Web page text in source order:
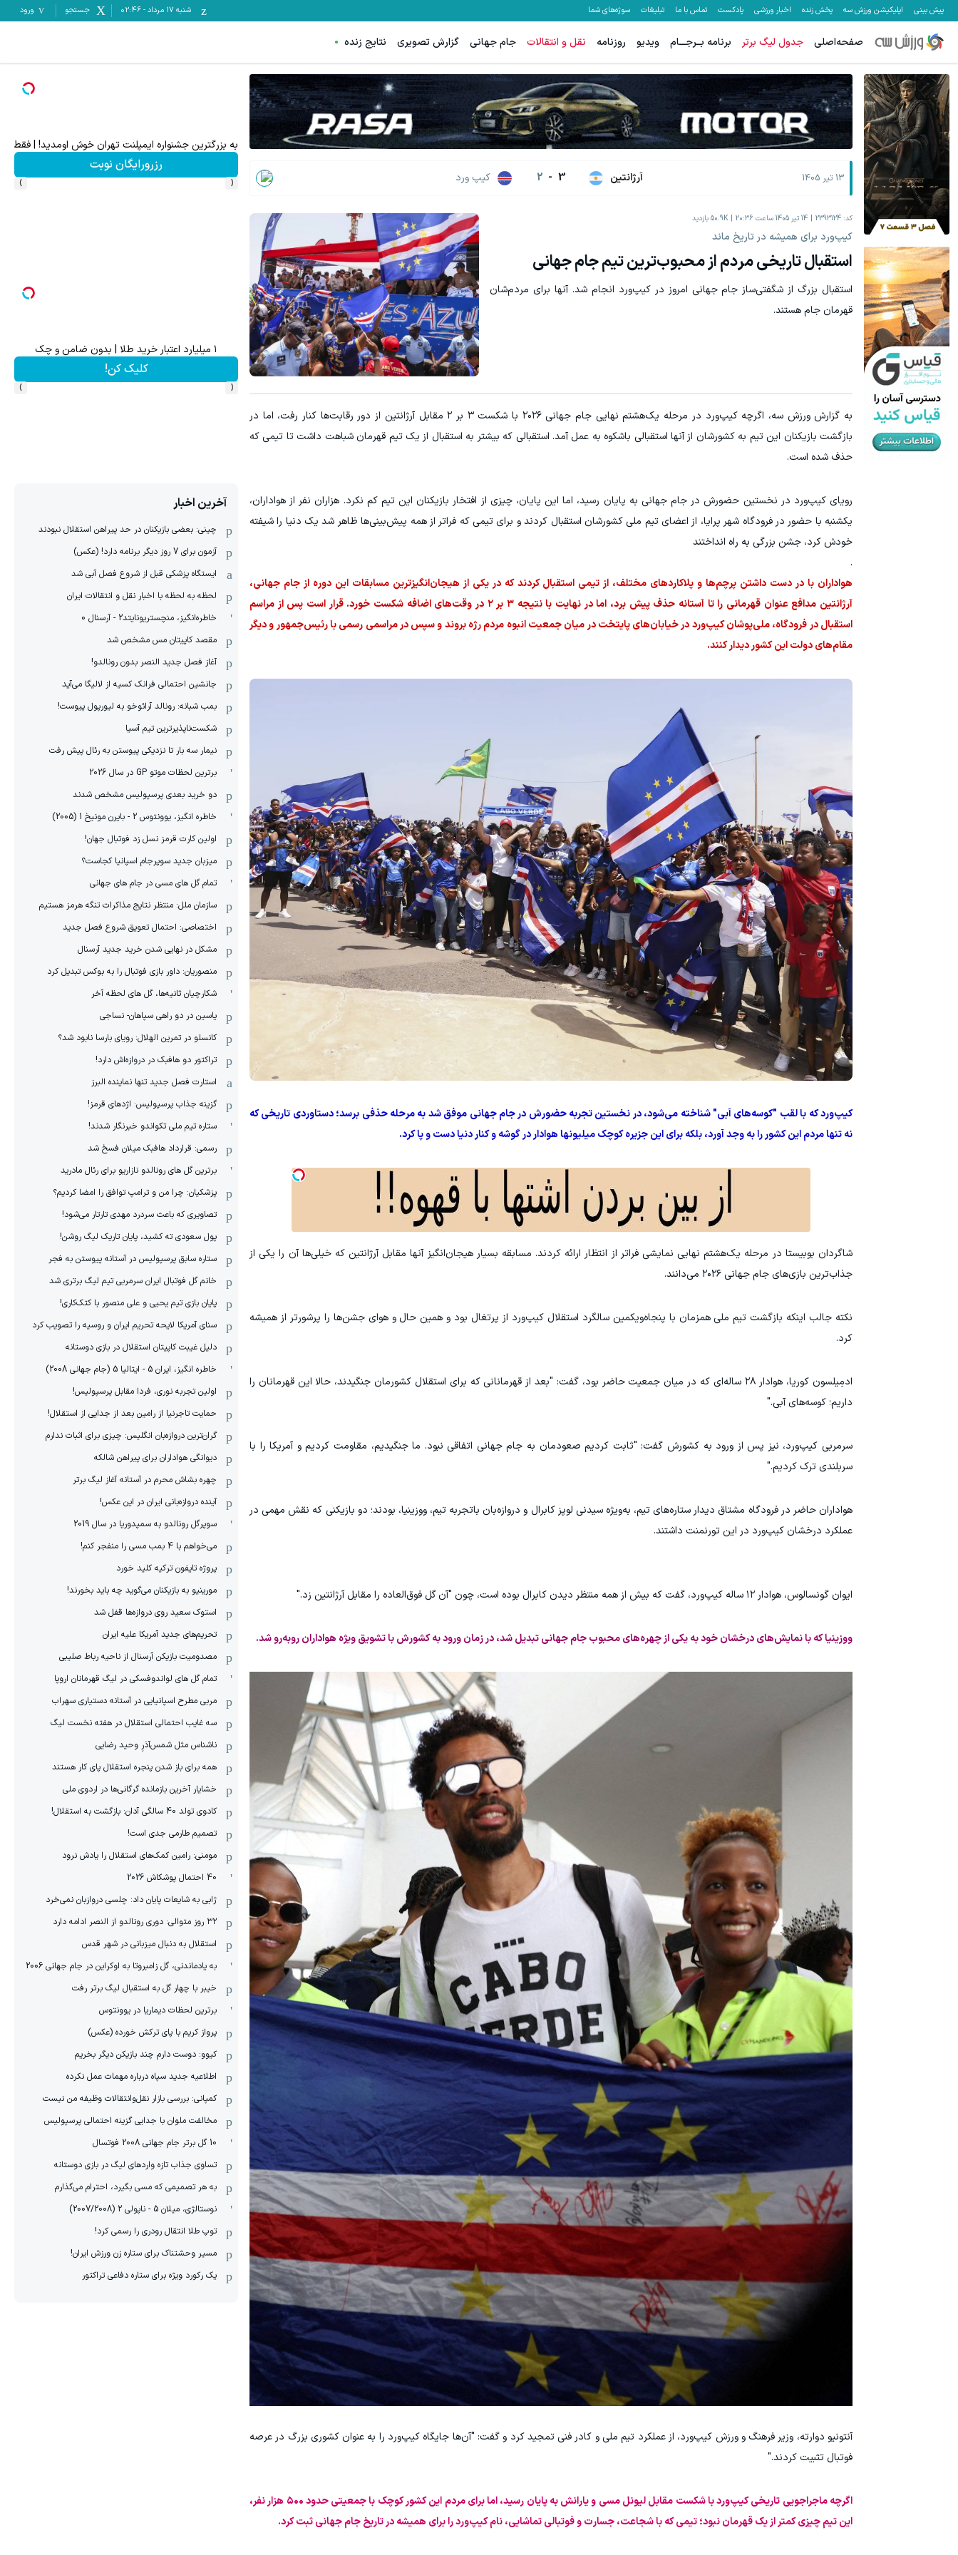
پیش بینی اپلیکیشن ورزش سه پخش زنده اخبار ورزشی پادکست تماس با ما تبلیغات سوژه‌های شما شنبه ۱۷ مرداد -
02:46 جستجو ورود
صفحه‌اصلی جدول لیگ برتر برنامه بــرجـــام ویدیو روزنامه نقل و انتقالات جام جهانی گزارش تصویری نتایج زنده
13 تیر 1405 آرژانتین 3
-
2 کیپ ورد
کد: 2393124 14 تیر 1405 ساعت 20:36 50.9K بازدید
کیپ‌ورد برای همیشه در تاریخ ماند
استقبال تاریخی مردم از محبوب‌ترین تیم جام جهانی
استقبال بزرگ از شگفتی‌ساز جام جهانی امروز در کیپ‌ورد انجام شد. آنها برای مردم‌شان
قهرمان جام هستند.
به گزارش ورزش سه، اگرچه کیپ‌ورد در مرحله یک‌هشتم نهایی جام جهانی ۲۰۲۶ با شکست ۳ بر ۲ مقابل آرژانتین از دور رقابت‌ها کنار رفت، اما در
بازگشت بازیکنان این تیم به کشورشان از آنها استقبالی باشکوه به عمل آمد. استقبالی که بیشتر به استقبال از یک تیم قهرمان شباهت داشت تا تیمی که
حذف شده است.
رویای کیپ‌ورد در نخستین حضورش در جام جهانی به پایان رسید، اما این پایان، چیزی از افتخار بازیکنان این تیم کم نکرد. هزاران نفر از هواداران،
یکشنبه با حضور در فرودگاه شهر پرایا، از اعضای تیم ملی کشورشان استقبال کردند و برای تیمی که فراتر از همه پیش‌بینی‌ها ظاهر شد یک دنیا را شیفته
خودش کرد، جشن بزرگی به راه انداختند
.
هواداران با در دست داشتن پرچم‌ها و پلاکاردهای مختلف، از تیمی استقبال کردند که در یکی از هیجان‌انگیزترین مسابقات این دوره از جام جهانی،
آرژانتین مدافع عنوان قهرمانی را تا آستانه حذف پیش برد، اما در نهایت با نتیجه ۳ بر ۲ در وقت‌های اضافه شکست خورد. قرار است پس از مراسم
استقبال در فرودگاه، ملی‌پوشان کیپ‌ورد در خیابان‌های پایتخت در میان جمعیت انبوه مردم رژه بروند و سپس در مراسمی رسمی با رئیس‌جمهور و دیگر
مقام‌های دولت این کشور دیدار کنند.
کیپ‌ورد که با لقب "کوسه‌های آبی" شناخته می‌شود، در نخستین تجربه حضورش در جام جهانی موفق شد به مرحله حذفی برسد؛ دستاوردی تاریخی که
نه تنها مردم این کشور را به وجد آورد، بلکه برای این جزیره کوچک میلیونها هوادار در گوشه و کنار دنیا دست و پا کرد.
شاگردان بوبیستا در مرحله یک‌هشتم نهایی نمایشی فراتر از انتظار ارائه کردند. مسابقه‌ بسیار هیجان‌انگیز آنها مقابل آرژانتین که خیلی‌ها آن را یکی از
جذاب‌ترین بازی‌های جام جهانی ۲۰۲۶ می‌دانند.
نکته جالب اینکه بازگشت تیم ملی همزمان با پنجاه‌ویکمین سالگرد استقلال کیپ‌ورد از پرتغال بود و همین حال و هوای جشن‌ها را پرشورتر از همیشه
کرد.
ادمِیلسون کوریا، هوادار ۲۸ ساله‌ای که در میان جمعیت حاضر بود، گفت: "بعد از قهرمانانی که برای استقلال کشورمان جنگیدند، حالا این قهرمانان را
داریم؛ کوسه‌های آبی."
سرمربی کیپ‌ورد، نیز پس از ورود به کشورش گفت: "ثابت کردیم صعودمان به جام جهانی اتفاقی نبود. ما جنگیدیم، مقاومت کردیم و آمریکا را با
سربلندی ترک کردیم."
هواداران حاضر در فرودگاه مشتاق دیدار ستاره‌های تیم، به‌ویژه سیدنی لوپز کابرال و دروازه‌بان باتجربه تیم، ووزینیا، بودند؛ دو بازیکنی که نقش مهمی در
عملکرد درخشان کیپ‌ورد در این تورنمنت داشتند.
ایوان گونسالوس، هوادار ۱۲ ساله کیپ‌ورد، گفت که بیش از همه منتظر دیدن کابرال بوده است، چون "آن گل فوق‌العاده را مقابل آرژانتین زد."
ووزینیا که با نمایش‌های درخشان خود به یکی از چهره‌های محبوب جام جهانی تبدیل شد، در زمان ورود به کشورش با تشویق ویژه هواداران روبه‌رو شد.
آنتونیو دوارته، وزیر فرهنگ و ورزش کیپ‌ورد، از عملکرد تیم ملی و کادر فنی تمجید کرد و گفت: "آن‌ها جایگاه کیپ‌ورد را به عنوان کشوری بزرگ در عرصه
فوتبال تثبیت کردند."
اگرچه ماجراجویی تاریخی کیپ‌ورد با شکست مقابل لیونل مسی و یارانش به پایان رسید، اما برای مردم این کشور کوچک با جمعیتی حدود ۵۰۰ هزار نفر،
این تیم چیزی کمتر از یک قهرمان نبود؛ تیمی که با شجاعت، جسارت و فوتبالی تماشایی، نام کیپ‌ورد را برای همیشه در تاریخ جام جهانی ثبت کرد.
جای بخیه داری؟؟ فقط در 3 هفته ترمیمش کن!😍 جای این پک تقویت موی جلبک توی حمومت خالیه!45%تخفیف هنوز 50 تتر رو دریافت نکردی؟ | رایگان ثبت نام کن و رایگان شروع کن! به بزرگترین جشنواره ایمپلنت تهران خوش اومدید! | فقط ۲۵ میلیون !
رزرورایگان نوبت
‹
›
جای این پک تقویت موی جلبک توی حمومت خالیه!45%تخفیف فرصت ویژه‼️ استخدام بیمه سامان با حقوق و مزایای بالاشامپو ضد ریزش جلبک با عملکرد ویژه ای که دارد سوژه رسانه ها شد
خرید محصول
۱ میلیارد اعتبار خرید طلا | بدون ضامن و چک
کلیک کن!
‹
›
آخرین اخبار
چینی: بعضی بازیکنان در حد پیراهن استقلال نبودند
آزمون برای 7 روز دیگر برنامه دارد! (عکس)
ایستگاه پزشکی قبل از شروع فصل آبی شد
لحظه به لحظه با اخبار نقل و انتقالات ایران
خاطره‌انگیز، منچستریونایتد2 - آرسنال 0
مقصد کاپیتان مس مشخص شد
آغاز فصل جدید النصر بدون رونالدو!
جانشین احتمالی فرانک کسیه از لالیگا می‌آید
بمب شبانه: رونالد آرائوخو به لیورپول پیوست!
شکست‌ناپذیرترین تیم آسیا
نیمار سه بار تا نزدیکی پیوستن به رئال پیش رفت
برترین لحظات موتو GP در سال 2026
دو خرید بعدی پرسپولیس مشخص شدند
خاطره انگیز، یوونتوس 2 - بایرن مونیخ 1 (2005)
اولین کارت قرمز نسل زد فوتبال جهان!
میزبان جدید سوپرجام اسپانیا کجاست؟
تمام گل های مسی در جام های جهانی
سازمان ملل: منتظر نتایج مذاکرات تنگه هرمز هستیم
اختصاصی: احتمال تعویق شروع فصل جدید
مشکل در نهایی شدن خرید جدید آرسنال
منصوریان: داور بازی فوتبال را به بوکس تبدیل کرد
شکارچیان ثانیه‌ها، گل های لحظه آخر
یاسین در دو راهی سپاهان- نساجی
کانسلو در تمرین الهلال: رویای بارسا نابود شد؟
تراکتور دو هافبک در دروازه‌اش دارد!
استارت فصل جدید تنها نماینده البرز
گزینه جذاب پرسپولیس: اژدهای قرمز!
ستاره تیم ملی تکواندو خبرنگار شدند!
رسمی: قرارداد هافبک میلان فسخ شد
برترین گل های رونالدو نازاریو برای رئال مادرید
پزشکیان: چرا من و ترامپ توافق را امضا کردیم؟
تصاویری که باعث سردرد مهدی تارتار می‌شود!
پول سعودی ته کشید، پایان تاریک لیگ روشن!
ستاره سابق پرسپولیس در آستانه پیوستن به فجر
خانم گل فوتبال ایران سرمربی تیم لیگ برتری شد
پایان بازی تیم یحیی و علی منصور با کتک‌کاری!
سنای آمریکا لایحه تحریم ایران و روسیه را تصویب کرد
دلیل غیبت کاپیتان استقلال در بازی دوستانه
خاطره انگیز، ایران 5 - ایتالیا 5 (جام جهانی 2008)
اولین تجربه نوری، فردا مقابل پرسپولیس!
حمایت تاجرنیا از رامین بعد از جدایی از استقلال!
گران‌ترین دروازه‌بان انگلیس: چیزی برای اثبات ندارم
دیوانگی هواداران برای پیراهن شالکه
چهره بشاش محرم در آستانه آغاز لیگ برتر
آینده دروازه‌بانی ایران در این عکس!
سوپرگل رونالدو به سمپدوریا در سال 2019
می‌خواهم با 4 بمب مسی را منفجر کنم!
پروژه تایفون ترکیه کلید خورد
مورینیو به بازیکنان می‌گوید چه باید بخورند!
استوک سعید روی دروازه‌ها قفل شد
تحریم‌های جدید آمریکا علیه ایران
مصدومیت بازیکن آرسنال از ناحیه رباط صلیبی
تمام گل های لواندوفسکی در لیگ قهرمانان اروپا
مربی مطرح اسپانیایی در آستانه دستیاری سهراب
سه غایب احتمالی استقلال در هفته نخست لیگ
ناشناس مثل شمس‌آذرِ وحید رضایی
همه برای باز شدن پنجره استقلال پای کار هستند
خشایار آخرین بازمانده گرگانی‌ها در اردوی ملی
کادوی تولد 40 سالگی آدان: بازگشت به استقلال!
تصمیم طارمی جدی است!
مومنی: رامین کمک‌های استقلال را یادش نرود
40 احتمال پوشکاش 2026
ژابی به شایعات پایان داد: چلسی دروازبان نمی‌خرد
۳۲ روز متوالی: دوری رونالدو از النصر ادامه دارد
استقلال به دنبال میزبانی در شهر قدس
به یادماندنی، گل زامبروتا به اوکراین در جام جهانی 2006
خیبر با چهار گل به استقبال لیگ برتر رفت
برترین لحظات دیماریا در یوونتوس
پرواز کریم با پای ترکش خورده (عکس)
کیوو: دوست دارم چند بازیکن دیگر بخریم
اطلاعیه جدید سپاه درباره مهمات عمل نکرده
کمپانی: بررسی بازار نقل‌وانتقالات وظیفه من نیست
مخالفت ملوان با جدایی گزینه احتمالی پرسپولیس
10 گل برتر جام جهانی 2008 فوتسال
تساوی جذاب تازه واردهای لیگ در بازی دوستانه
به هر تصمیمی که مسی بگیرد، احترام می‌گذارم
نوستالژی، میلان 5 - ناپولی 2 (2007/2008)
توپ طلا انتقال رودری را رسمی کرد!
مسیر وحشتناک برای ستاره زن ورزش ایران!
یک رکورد ویژه برای ستاره دفاعی تراکتور